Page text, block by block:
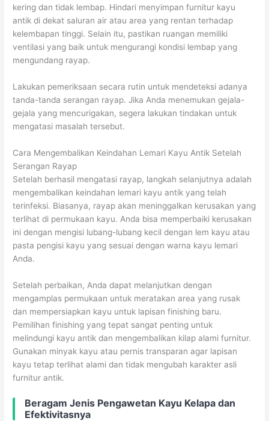
kering dan tidak lembap. Hindari menyimpan furnitur kayu
antik di dekat saluran air atau area yang rentan terhadap
kelembapan tinggi. Selain itu, pastikan ruangan memiliki
ventilasi yang baik untuk mengurangi kondisi lembap yang
mengundang rayap.
Lakukan pemeriksaan secara rutin untuk mendeteksi adanya
tanda-tanda serangan rayap. Jika Anda menemukan gejala-
gejala yang mencurigakan, segera lakukan tindakan untuk
mengatasi masalah tersebut.
Cara Mengembalikan Keindahan Lemari Kayu Antik Setelah
Serangan Rayap
Setelah berhasil mengatasi rayap, langkah selanjutnya adalah
mengembalikan keindahan lemari kayu antik yang telah
terinfeksi. Biasanya, rayap akan meninggalkan kerusakan yang
terlihat di permukaan kayu. Anda bisa memperbaiki kerusakan
ini dengan mengisi lubang-lubang kecil dengan lem kayu atau
pasta pengisi kayu yang sesuai dengan warna kayu lemari
Anda.
Setelah perbaikan, Anda dapat melanjutkan dengan
mengamplas permukaan untuk meratakan area yang rusak
dan mempersiapkan kayu untuk lapisan finishing baru.
Pemilihan finishing yang tepat sangat penting untuk
melindungi kayu antik dan mengembalikan kilap alami furnitur.
Gunakan minyak kayu atau pernis transparan agar lapisan
kayu tetap terlihat alami dan tidak mengubah karakter asli
furnitur antik.
Beragam Jenis Pengawetan Kayu Kelapa dan
Efektivitasnya